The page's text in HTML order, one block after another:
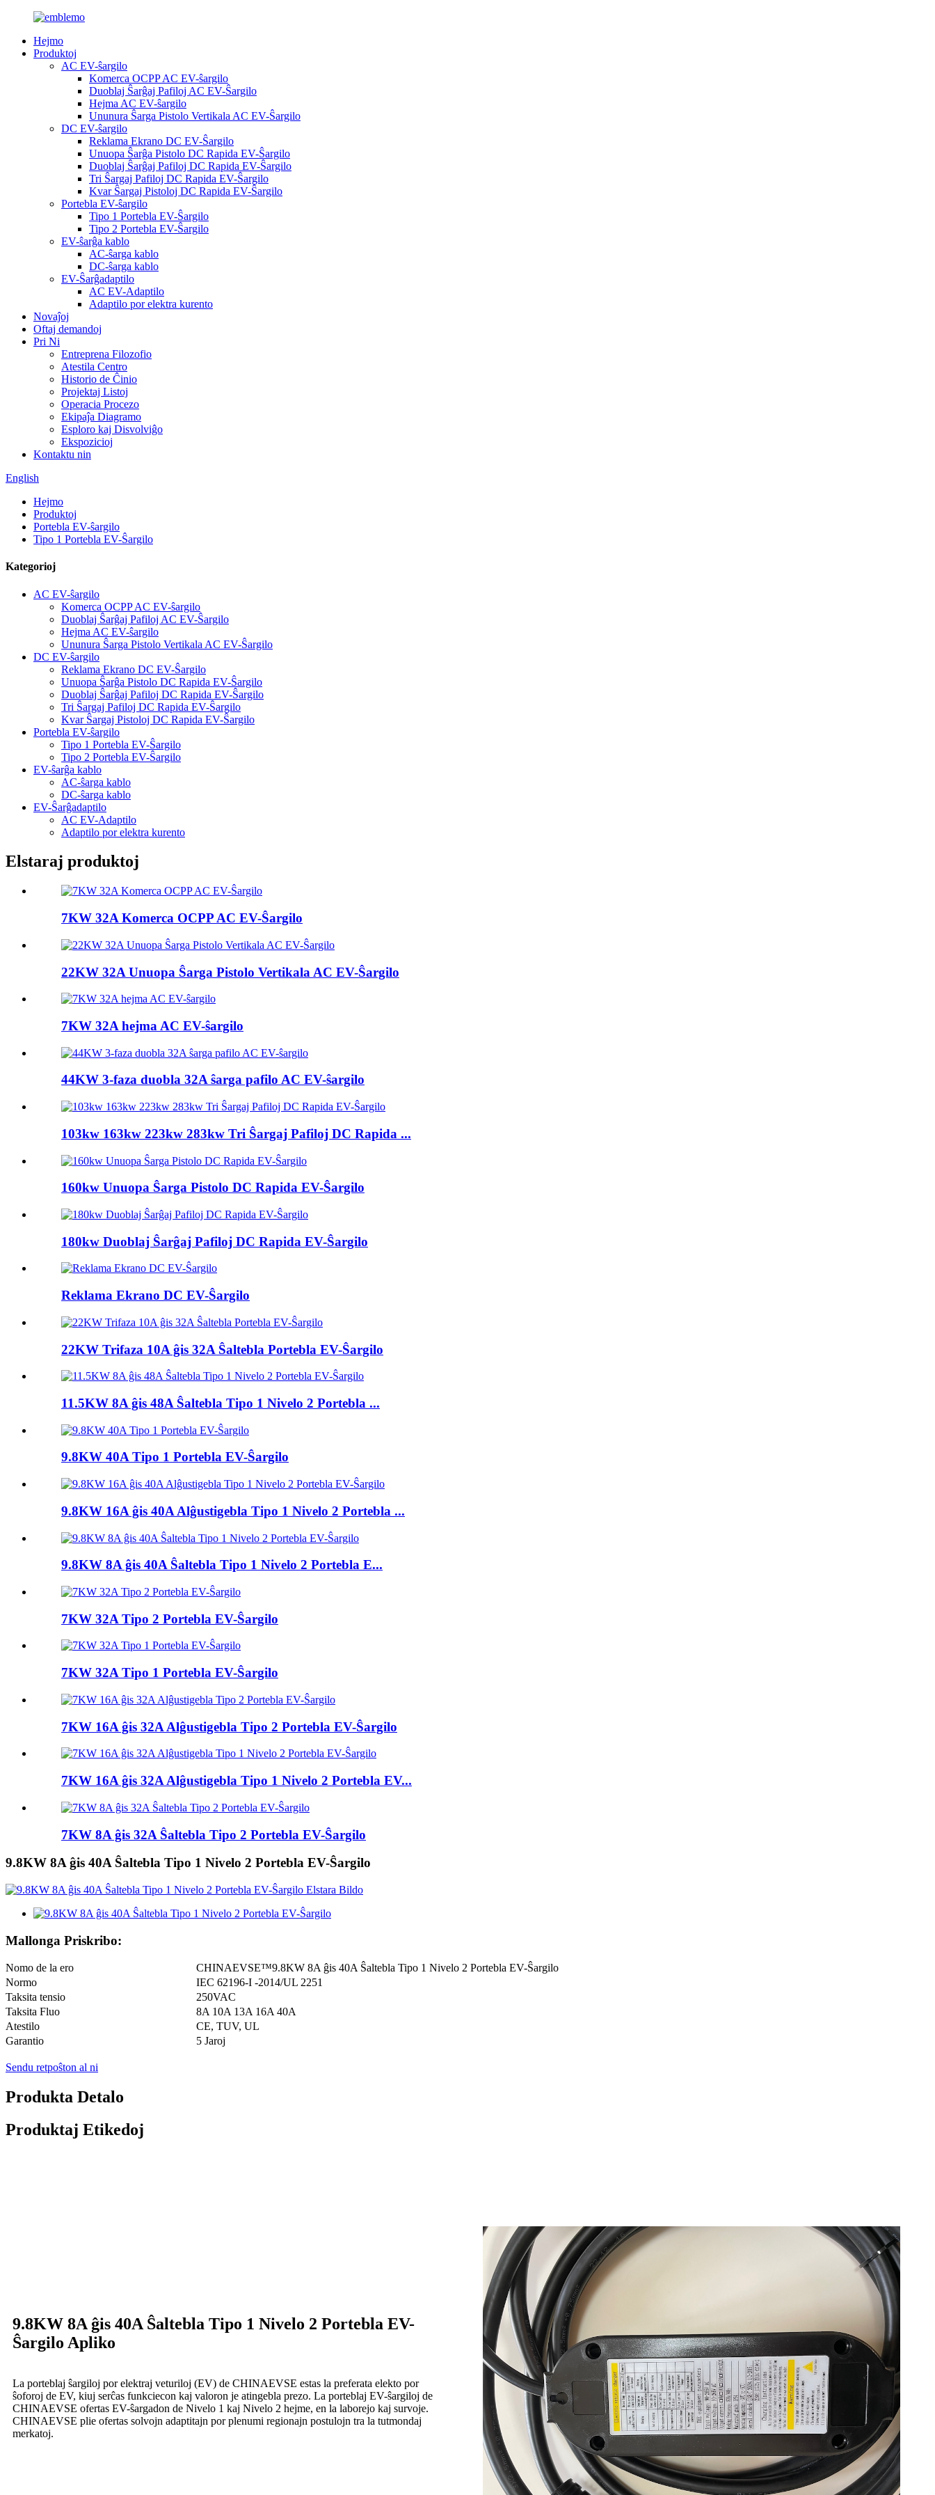
Hejmo
Produktoj
AC EV-ŝargilo
Komerca OCPP AC EV-ŝargilo
Duoblaj Ŝarĝaj Pafiloj AC EV-Ŝargilo
Hejma AC EV-ŝargilo
Ununura Ŝarga Pistolo Vertikala AC EV-Ŝargilo
DC EV-ŝargilo
Reklama Ekrano DC EV-Ŝargilo
Unuopa Ŝarĝa Pistolo DC Rapida EV-Ŝargilo
Duoblaj Ŝarĝaj Pafiloj DC Rapida EV-Ŝargilo
Tri Ŝargaj Pafiloj DC Rapida EV-Ŝargilo
Kvar Ŝargaj Pistoloj DC Rapida EV-Ŝargilo
Portebla EV-ŝargilo
Tipo 1 Portebla EV-Ŝargilo
Tipo 2 Portebla EV-Ŝargilo
EV-ŝarĝa kablo
AC-ŝarga kablo
DC-ŝarga kablo
EV-Ŝarĝadaptilo
AC EV-Adaptilo
Adaptilo por elektra kurento
Novaĵoj
Oftaj demandoj
Pri Ni
Entreprena Filozofio
Atestila Centro
Historio de Ĉinio
Projektaj Listoj
Operacia Procezo
Ekipaĵa Diagramo
Esploro kaj Disvolviĝo
Ekspozicioj
Kontaktu nin
English
Hejmo
Produktoj
Portebla EV-ŝargilo
Tipo 1 Portebla EV-Ŝargilo
Kategorioj
AC EV-ŝargilo
Komerca OCPP AC EV-ŝargilo
Duoblaj Ŝarĝaj Pafiloj AC EV-Ŝargilo
Hejma AC EV-ŝargilo
Ununura Ŝarga Pistolo Vertikala AC EV-Ŝargilo
DC EV-ŝargilo
Reklama Ekrano DC EV-Ŝargilo
Unuopa Ŝarĝa Pistolo DC Rapida EV-Ŝargilo
Duoblaj Ŝarĝaj Pafiloj DC Rapida EV-Ŝargilo
Tri Ŝargaj Pafiloj DC Rapida EV-Ŝargilo
Kvar Ŝargaj Pistoloj DC Rapida EV-Ŝargilo
Portebla EV-ŝargilo
Tipo 1 Portebla EV-Ŝargilo
Tipo 2 Portebla EV-Ŝargilo
EV-ŝarĝa kablo
AC-ŝarga kablo
DC-ŝarga kablo
EV-Ŝarĝadaptilo
AC EV-Adaptilo
Adaptilo por elektra kurento
Elstaraj produktoj
7KW 32A Komerca OCPP AC EV-Ŝargilo
22KW 32A Unuopa Ŝarga Pistolo Vertikala AC EV-Ŝargilo
7KW 32A hejma AC EV-ŝargilo
44KW 3-faza duobla 32A ŝarga pafilo AC EV-ŝargilo
103kw 163kw 223kw 283kw Tri Ŝargaj Pafiloj DC Rapida ...
160kw Unuopa Ŝarga Pistolo DC Rapida EV-Ŝargilo
180kw Duoblaj Ŝarĝaj Pafiloj DC Rapida EV-Ŝargilo
Reklama Ekrano DC EV-Ŝargilo
22KW Trifaza 10A ĝis 32A Ŝaltebla Portebla EV-Ŝargilo
11.5KW 8A ĝis 48A Ŝaltebla Tipo 1 Nivelo 2 Portebla ...
9.8KW 40A Tipo 1 Portebla EV-Ŝargilo
9.8KW 16A ĝis 40A Alĝustigebla Tipo 1 Nivelo 2 Portebla ...
9.8KW 8A ĝis 40A Ŝaltebla Tipo 1 Nivelo 2 Portebla E...
7KW 32A Tipo 2 Portebla EV-Ŝargilo
7KW 32A Tipo 1 Portebla EV-Ŝargilo
7KW 16A ĝis 32A Alĝustigebla Tipo 2 Portebla EV-Ŝargilo
7KW 16A ĝis 32A Alĝustigebla Tipo 1 Nivelo 2 Portebla EV...
7KW 8A ĝis 32A Ŝaltebla Tipo 2 Portebla EV-Ŝargilo
9.8KW 8A ĝis 40A Ŝaltebla Tipo 1 Nivelo 2 Portebla EV-Ŝargilo
Mallonga Priskribo:
Nomo de la ero
CHINAEVSE™️9.8KW 8A ĝis 40A Ŝaltebla Tipo 1 Nivelo 2 Portebla EV-Ŝargilo
Normo
IEC 62196-I -2014/UL 2251
Taksita tensio
250VAC
Taksita Fluo
8A 10A 13A 16A 40A
Atestilo
CE, TUV, UL
Garantio
5 Jaroj
Sendu retpoŝton al ni
Produkta Detalo
Produktaj Etikedoj
9.8KW 8A ĝis 40A Ŝaltebla Tipo 1 Nivelo 2 Portebla EV-
Ŝargilo Apliko
La porteblaj ŝargiloj por elektraj veturiloj (EV) de CHINAEVSE estas la preferata elekto por
ŝoforoj de EV, kiuj serĉas funkciecon kaj valoron je atingebla prezo. La porteblaj EV-ŝargiloj de
CHINAEVSE ofertas EV-ŝargadon de Nivelo 1 kaj Nivelo 2 hejme, en la laborejo kaj survoje.
CHINAEVSE plie ofertas solvojn adaptitajn por plenumi regionajn postulojn tra la tutmondaj
merkatoj.